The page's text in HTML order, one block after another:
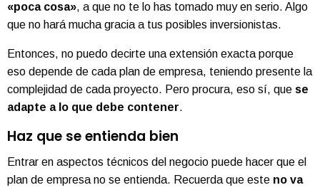
«poca cosa», a que no te lo has tomado muy en serio. Algo
que no hará mucha gracia a tus posibles inversionistas.
Entonces, no puedo decirte una extensión exacta porque
eso depende de cada plan de empresa, teniendo presente la
complejidad de cada proyecto. Pero procura, eso sí, que se
adapte a lo que debe contener.
Haz que se entienda bien
Entrar en aspectos técnicos del negocio puede hacer que el
plan de empresa no se entienda. Recuerda que este no va